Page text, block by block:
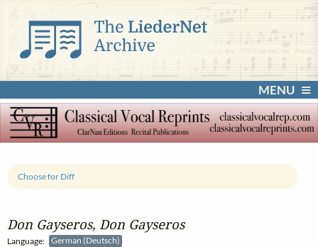
MENU
Don Gayseros, Don Gayseros
Language:
German (Deutsch)
Choose for Diff